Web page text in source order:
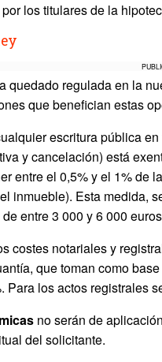
los titulares de la
quedado regulada en la
que benefician estas
escritura pública
y cancelación) está
entre el 0,5% y el 1% de
inmueble). Esta medida,
entre 3 000 y 6 000
costes notariales y
que toman como
Para los actos registrales
no serán de
del solicitante.